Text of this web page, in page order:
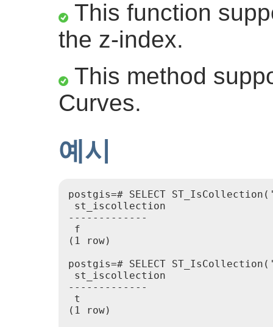
This function
the z-index.
This method
Curves.
예시
postgis=# SELECT
st_iscollection
-------------
f
(1 row)
postgis=# SELECT
st_iscollection
-------------
t
(1 row)